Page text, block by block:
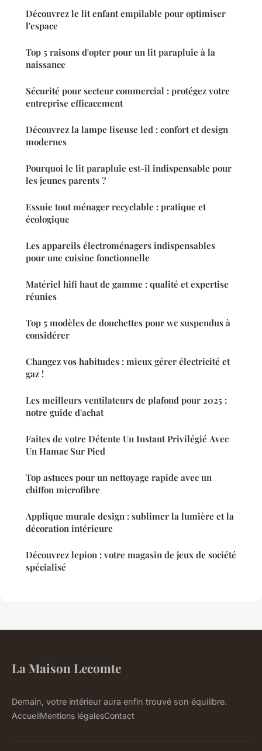
Découvrez le lit enfant empilable pour optimiser
l'espace
Top 5 raisons d'opter pour un lit parapluie à la
naissance
Sécurité pour secteur commercial : protégez votre
entreprise efficacement
Découvrez la lampe liseuse led : confort et design
modernes
Pourquoi le lit parapluie est-il indispensable pour
les jeunes parents ?
Essuie tout ménager recyclable : pratique et
écologique
Les appareils électroménagers indispensables
pour une cuisine fonctionnelle
Matériel hifi haut de gamme : qualité et expertise
réunies
Top 5 modèles de douchettes pour wc suspendus à
considérer
Changez vos habitudes : mieux gérer électricité et
gaz !
Les meilleurs ventilateurs de plafond pour 2025 :
notre guide d'achat
Faites de votre Détente Un Instant Privilégié Avec
Un Hamac Sur Pied
Top astuces pour un nettoyage rapide avec un
chiffon microfibre
Applique murale design : sublimer la lumière et la
décoration intérieure
Découvrez lepion : votre magasin de jeux de société
spécialisé
La Maison Lecomte
Demain, votre intérieur aura enfin trouvé son équilibre.
AccueilMentions légalesContact